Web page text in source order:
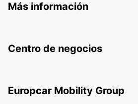
Más información
Centro de negocios
Europcar Mobility Group